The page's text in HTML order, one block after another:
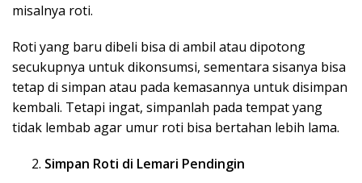
misalnya roti.
Roti yang baru dibeli bisa di ambil atau dipotong
secukupnya untuk dikonsumsi, sementara sisanya bisa
tetap di simpan atau pada kemasannya untuk disimpan
kembali. Tetapi ingat, simpanlah pada tempat yang
tidak lembab agar umur roti bisa bertahan lebih lama.
Simpan Roti di Lemari Pendingin